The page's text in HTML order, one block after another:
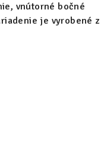
vnútorné bočné
je vyrobené z